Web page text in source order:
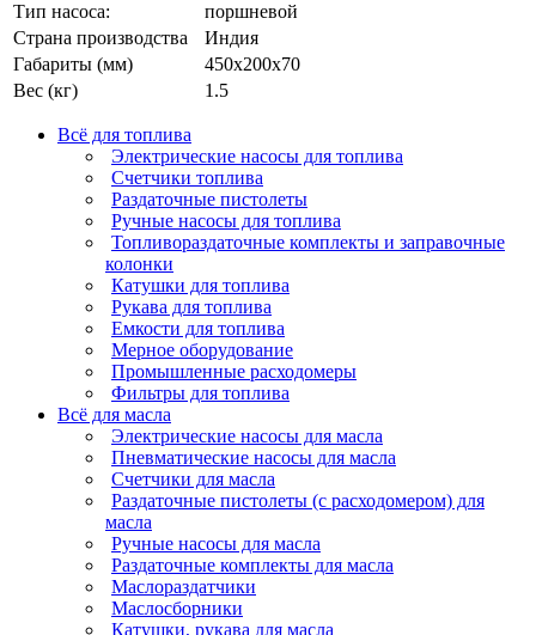
Тип насоса:
поршневой
Страна производства
Индия
Габариты (мм)
450x200x70
Вес (кг)
1.5
Всё для топлива
Электрические насосы для топлива
Счетчики топлива
Раздаточные пистолеты
Ручные насосы для топлива
Топливораздаточные комплекты и заправочные
колонки
Катушки для топлива
Рукава для топлива
Емкости для топлива
Мерное оборудование
Промышленные расходомеры
Фильтры для топлива
Всё для масла
Электрические насосы для масла
Пневматические насосы для масла
Счетчики для масла
Раздаточные пистолеты (с расходомером) для
масла
Ручные насосы для масла
Раздаточные комплекты для масла
Маслораздатчики
Маслосборники
Катушки, рукава для масла